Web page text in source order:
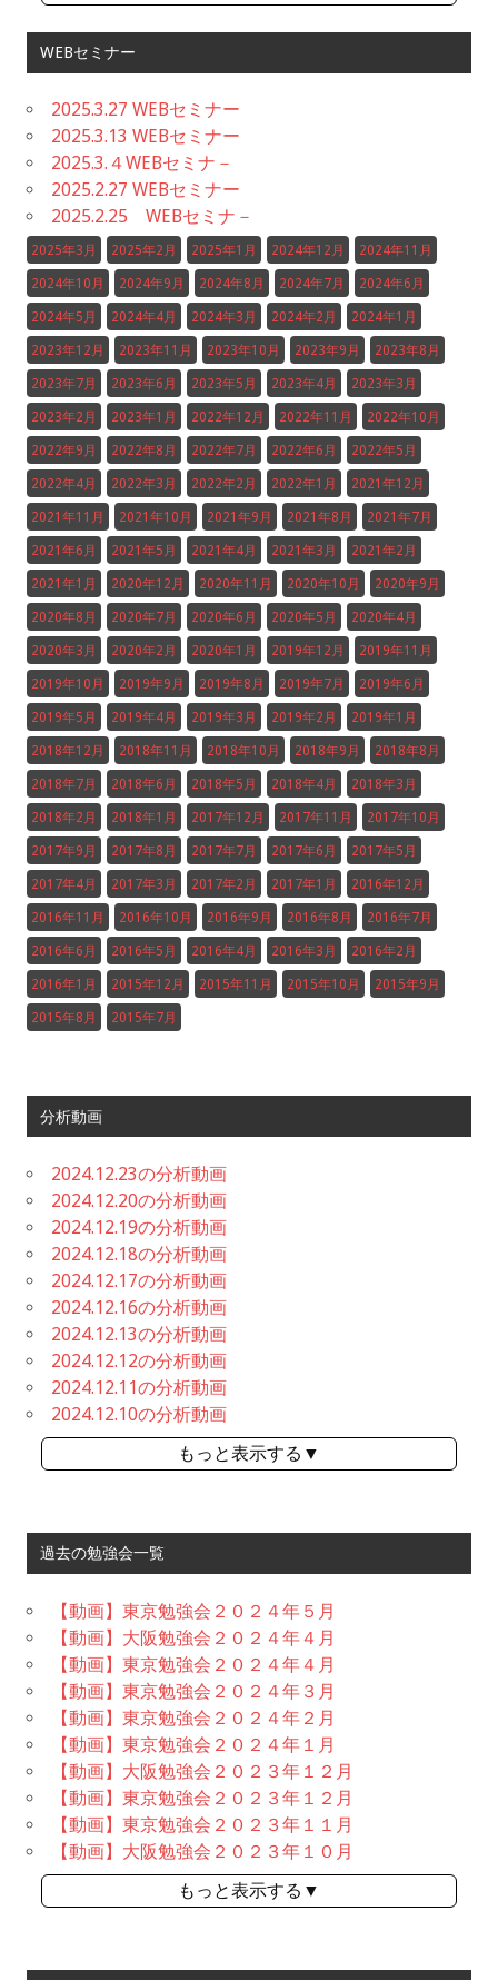
WEBセミナー
2025.3.27 WEBセミナー
2025.3.13 WEBセミナー
2025.3.４WEBセミナ－
2025.2.27 WEBセミナー
2025.2.25 WEBセミナ－
2025年3月 2025年2月 2025年1月 2024年12月 2024年11月
2024年10月 2024年9月 2024年8月 2024年7月 2024年6月
2024年5月 2024年4月 2024年3月 2024年2月 2024年1月
2023年12月 2023年11月 2023年10月 2023年9月 2023年8月
2023年7月 2023年6月 2023年5月 2023年4月 2023年3月
2023年2月 2023年1月 2022年12月 2022年11月 2022年10月
2022年9月 2022年8月 2022年7月 2022年6月 2022年5月
2022年4月 2022年3月 2022年2月 2022年1月 2021年12月
2021年11月 2021年10月 2021年9月 2021年8月 2021年7月
2021年6月 2021年5月 2021年4月 2021年3月 2021年2月
2021年1月 2020年12月 2020年11月 2020年10月 2020年9月
2020年8月 2020年7月 2020年6月 2020年5月 2020年4月
2020年3月 2020年2月 2020年1月 2019年12月 2019年11月
2019年10月 2019年9月 2019年8月 2019年7月 2019年6月
2019年5月 2019年4月 2019年3月 2019年2月 2019年1月
2018年12月 2018年11月 2018年10月 2018年9月 2018年8月
2018年7月 2018年6月 2018年5月 2018年4月 2018年3月
2018年2月 2018年1月 2017年12月 2017年11月 2017年10月
2017年9月 2017年8月 2017年7月 2017年6月 2017年5月
2017年4月 2017年3月 2017年2月 2017年1月 2016年12月
2016年11月 2016年10月 2016年9月 2016年8月 2016年7月
2016年6月 2016年5月 2016年4月 2016年3月 2016年2月
2016年1月 2015年12月 2015年11月 2015年10月 2015年9月
2015年8月 2015年7月
分析動画
2024.12.23の分析動画
2024.12.20の分析動画
2024.12.19の分析動画
2024.12.18の分析動画
2024.12.17の分析動画
2024.12.16の分析動画
2024.12.13の分析動画
2024.12.12の分析動画
2024.12.11の分析動画
2024.12.10の分析動画
もっと表示する▼
過去の勉強会一覧
【動画】東京勉強会２０２４年５月
【動画】大阪勉強会２０２４年４月
【動画】東京勉強会２０２４年４月
【動画】東京勉強会２０２４年３月
【動画】東京勉強会２０２４年２月
【動画】東京勉強会２０２４年１月
【動画】大阪勉強会２０２３年１２月
【動画】東京勉強会２０２３年１２月
【動画】東京勉強会２０２３年１１月
【動画】大阪勉強会２０２３年１０月
もっと表示する▼